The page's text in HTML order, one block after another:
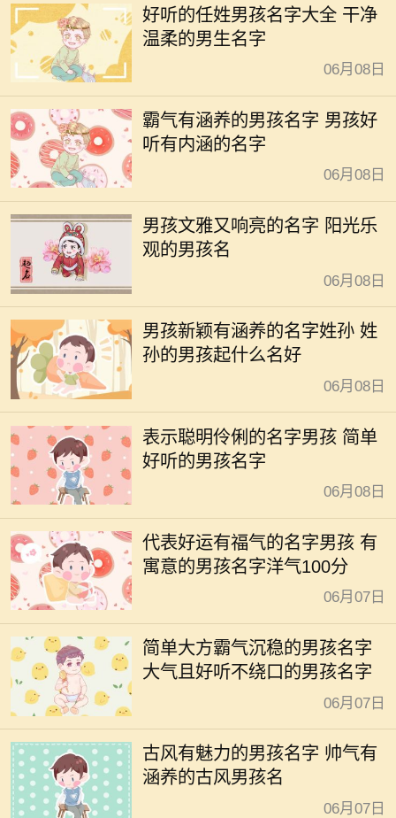
好听的任姓男孩名字大全 干净
温柔的男生名字
06月08日
霸气有涵养的男孩名字 男孩好
听有内涵的名字
06月08日
男孩文雅又响亮的名字 阳光乐
观的男孩名
06月08日
男孩新颖有涵养的名字姓孙 姓
孙的男孩起什么名好
06月08日
表示聪明伶俐的名字男孩 简单
好听的男孩名字
06月08日
代表好运有福气的名字男孩 有
寓意的男孩名字洋气100分
06月07日
简单大方霸气沉稳的男孩名字
大气且好听不绕口的男孩名字
06月07日
古风有魅力的男孩名字 帅气有
涵养的古风男孩名
06月07日